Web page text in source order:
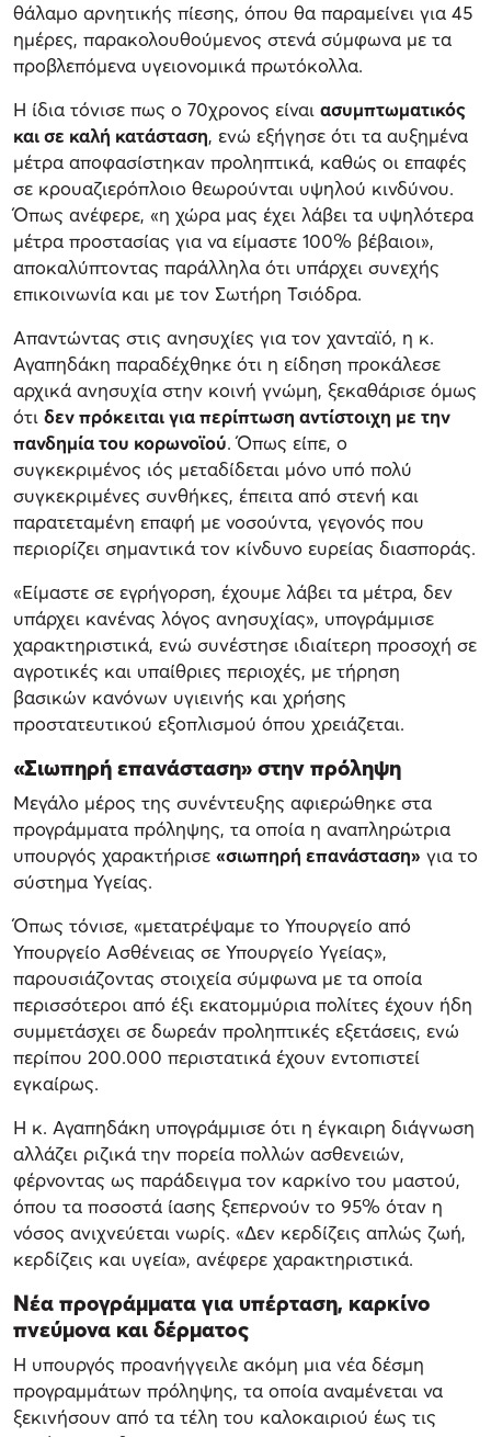
θάλαμο αρνητικής πίεσης, όπου θα παραμείνει για 45
ημέρες, παρακολουθούμενος στενά σύμφωνα με τα
προβλεπόμενα υγειονομικά πρωτόκολλα.
Η ίδια τόνισε πως ο 70χρονος είναι ασυμπτωματικός
και σε καλή κατάσταση, ενώ εξήγησε ότι τα αυξημένα
μέτρα αποφασίστηκαν προληπτικά, καθώς οι επαφές
σε κρουαζιερόπλοιο θεωρούνται υψηλού κινδύνου.
Όπως ανέφερε, «η χώρα μας έχει λάβει τα υψηλότερα
μέτρα προστασίας για να είμαστε 100% βέβαιοι»,
αποκαλύπτοντας παράλληλα ότι υπάρχει συνεχής
επικοινωνία και με τον Σωτήρη Τσιόδρα.
Απαντώντας στις ανησυχίες για τον χανταϊό, η κ.
Αγαπηδάκη παραδέχθηκε ότι η είδηση προκάλεσε
αρχικά ανησυχία στην κοινή γνώμη, ξεκαθάρισε όμως
ότι δεν πρόκειται για περίπτωση αντίστοιχη με την
πανδημία του κορωνοϊού. Όπως είπε, ο
συγκεκριμένος ιός μεταδίδεται μόνο υπό πολύ
συγκεκριμένες συνθήκες, έπειτα από στενή και
παρατεταμένη επαφή με νοσούντα, γεγονός που
περιορίζει σημαντικά τον κίνδυνο ευρείας διασποράς.
«Είμαστε σε εγρήγορση, έχουμε λάβει τα μέτρα, δεν
υπάρχει κανένας λόγος ανησυχίας», υπογράμμισε
χαρακτηριστικά, ενώ συνέστησε ιδιαίτερη προσοχή σε
αγροτικές και υπαίθριες περιοχές, με τήρηση
βασικών κανόνων υγιεινής και χρήσης
προστατευτικού εξοπλισμού όπου χρειάζεται.
«Σιωπηρή επανάσταση» στην πρόληψη
Μεγάλο μέρος της συνέντευξης αφιερώθηκε στα
προγράμματα πρόληψης, τα οποία η αναπληρώτρια
υπουργός χαρακτήρισε «σιωπηρή επανάσταση» για το
σύστημα Υγείας.
Όπως τόνισε, «μετατρέψαμε το Υπουργείο από
Υπουργείο Ασθένειας σε Υπουργείο Υγείας»,
παρουσιάζοντας στοιχεία σύμφωνα με τα οποία
περισσότεροι από έξι εκατομμύρια πολίτες έχουν ήδη
συμμετάσχει σε δωρεάν προληπτικές εξετάσεις, ενώ
περίπου 200.000 περιστατικά έχουν εντοπιστεί
εγκαίρως.
Η κ. Αγαπηδάκη υπογράμμισε ότι η έγκαιρη διάγνωση
αλλάζει ριζικά την πορεία πολλών ασθενειών,
φέρνοντας ως παράδειγμα τον καρκίνο του μαστού,
όπου τα ποσοστά ίασης ξεπερνούν το 95% όταν η
νόσος ανιχνεύεται νωρίς. «Δεν κερδίζεις απλώς ζωή,
κερδίζεις και υγεία», ανέφερε χαρακτηριστικά.
Νέα προγράμματα για υπέρταση, καρκίνο
πνεύμονα και δέρματος
Η υπουργός προανήγγειλε ακόμη μια νέα δέσμη
προγραμμάτων πρόληψης, τα οποία αναμένεται να
ξεκινήσουν από τα τέλη του καλοκαιριού έως τις